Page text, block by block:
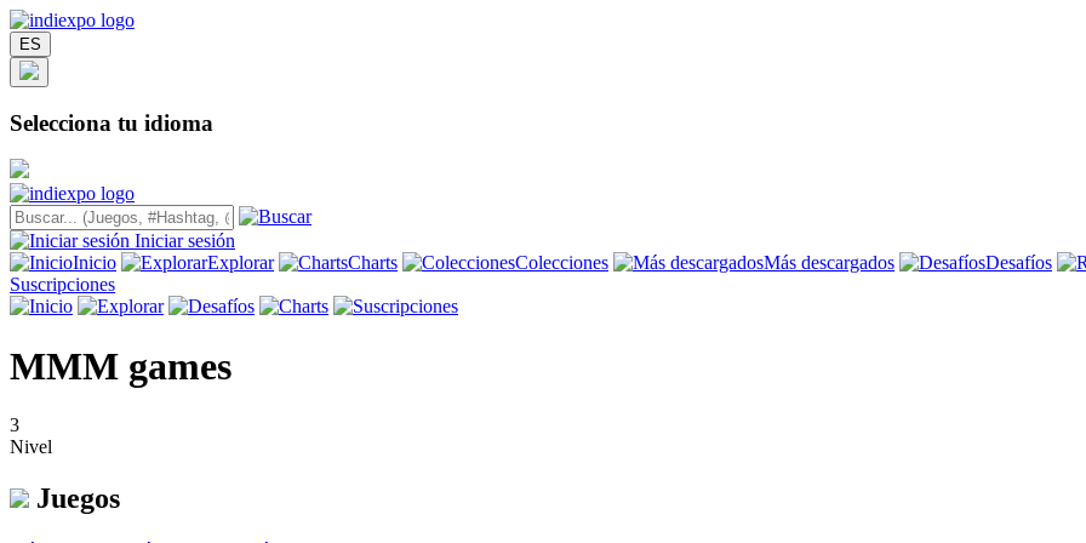
ES
Selecciona tu idioma
Iniciar sesión
Inicio
Explorar Charts Colecciones Más descargados Desafíos
Suscripciones
MMM games
3
Nivel
Juegos